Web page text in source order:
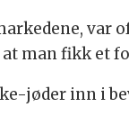
var
man fikk et
jøder inn i